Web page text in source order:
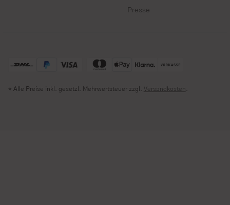
Presse
* Alle Preise inkl. gesetzl. Mehrwertsteuer zzgl. Versandkosten